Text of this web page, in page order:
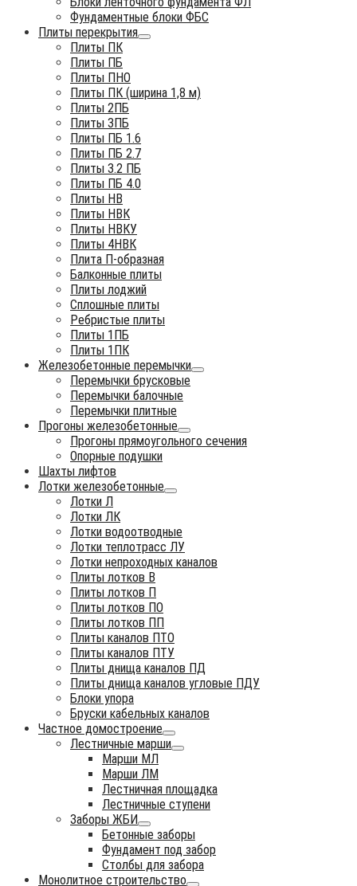
Фундаментные блоки ФБС
Плиты перекрытия
Плиты ПК
Плиты ПБ
Плиты ПНО
Плиты ПК (ширина 1,8 м)
Плиты 2ПБ
Плиты 3ПБ
Плиты ПБ 1.6
Плиты ПБ 2.7
Плиты 3.2 ПБ
Плиты ПБ 4.0
Плиты НВ
Плиты НВК
Плиты НВКУ
Плиты 4НВК
Плита П-образная
Балконные плиты
Плиты лоджий
Сплошные плиты
Ребристые плиты
Плиты 1ПБ
Плиты 1ПК
Железобетонные перемычки
Перемычки брусковые
Перемычки балочные
Перемычки плитные
Прогоны железобетонные
Прогоны прямоугольного сечения
Опорные подушки
Шахты лифтов
Лотки железобетонные
Лотки Л
Лотки ЛК
Лотки водоотводные
Лотки теплотрасс ЛУ
Лотки непроходных каналов
Плиты лотков В
Плиты лотков П
Плиты лотков ПО
Плиты лотков ПП
Плиты каналов ПТО
Плиты каналов ПТУ
Плиты днища каналов ПД
Плиты днища каналов угловые ПДУ
Блоки упора
Бруски кабельных каналов
Частное домостроение
Лестничные марши
Марши МЛ
Марши ЛМ
Лестничная площадка
Лестничные ступени
Заборы ЖБИ
Бетонные заборы
Фундамент под забор
Столбы для забора
Монолитное строительство